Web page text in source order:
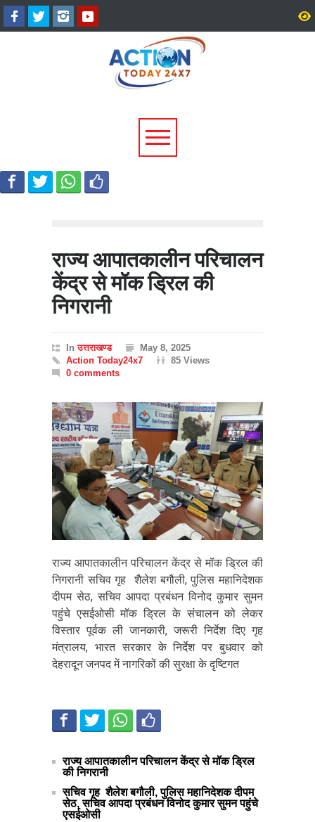
2027 चुनाव से पहले उत्तराखंड
भाजपा का बड़ा संगठनात्मक विस्तार,
178 नेताओं को प्रदेश कार्यसमिति में
राज्य आपातकालीन परिचालन
केंद्र से मॉक ड्रिल की
निगरानी
Inउत्तराखण्ड
May 8, 2025
Action Today24x7
85 Views
0 comments
राज्य आपातकालीन परिचालन केंद्र से मॉक ड्रिल की
निगरानी सचिव गृह शैलेश बगौली, पुलिस महानिदेशक
दीपम सेठ, सचिव आपदा प्रबंधन विनोद कुमार सुमन
पहुंचे एसईओसी मॉक ड्रिल के संचालन को लेकर
विस्तार पूर्वक ली जानकारी, जरूरी निर्देश दिए गृह
मंत्रालय, भारत सरकार के निर्देश पर बुधवार को
देहरादून जनपद में नागरिकों की सुरक्षा के दृष्टिगत
राज्य आपातकालीन परिचालन केंद्र से मॉक ड्रिल
की निगरानी
सचिव गृह शैलेश बगौली, पुलिस महानिदेशक दीपम
सेठ, सचिव आपदा प्रबंधन विनोद कुमार सुमन पहुंचे
एसईओसी